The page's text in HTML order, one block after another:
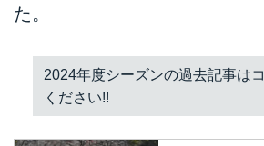
た。
2024年度シーズンの過去記事は
ください!!